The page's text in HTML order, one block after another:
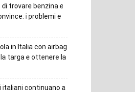
di trovare benzina e
i problemi e
in Italia con airbag
targa e ottenere la
italiani continuano a